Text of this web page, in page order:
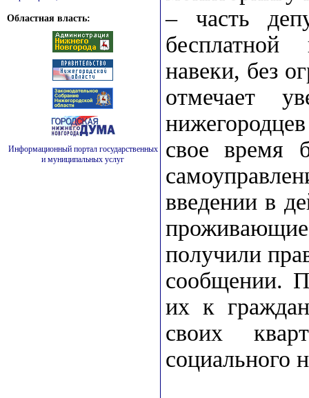
Областная власть:
Информационный портал государственных
и муниципальных услуг
– часть
бесплатной
навеки, без
отмечает
свое время
введении в
получили
сообщении.
их к
своих
социального